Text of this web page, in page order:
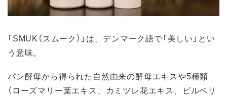
「SMUK（スムーク）」は、デンマーク語で「美しい」とい
う意味。
パン酵母から得られた自然由来の酵母エキスや5種類
（ローズマリー葉エキス、カミツレ花エキス、ビルベリ